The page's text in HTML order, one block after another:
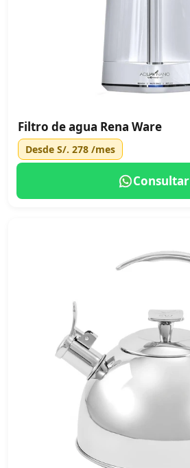
Filtro de agua Rena Ware
Desde S/. 278 /mes
Consultar